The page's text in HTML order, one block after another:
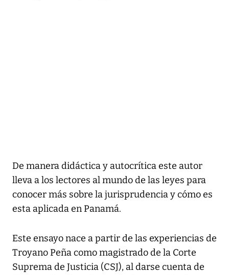
De manera didáctica y autocrítica este autor
lleva a los lectores al mundo de las leyes para
conocer más sobre la jurisprudencia y cómo es
esta aplicada en Panamá.
Este ensayo nace a partir de las experiencias de
Troyano Peña como magistrado de la Corte
Suprema de Justicia (CSJ), al darse cuenta de